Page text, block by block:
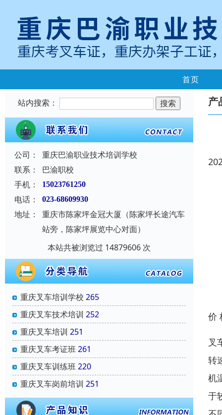
首页
站内搜索：
公司：
重庆巴渝职业技术培训学校
联系：
巴渝职校
手机：
15023761250
电话： 023-68609930
地址：
重庆市陈家坪金冠大厦（陈家坪长途汽车
站旁，陈家坪展览中心对面）
本站共被浏览过 14879606 次
重庆叉车培训学校 265
重庆叉车技术培训 252
重庆叉车培训 251
重庆叉车考证班261
重庆叉车训练班220
重庆叉车岗前培训 251
产
价
叉
转
机
于